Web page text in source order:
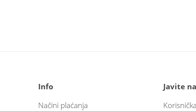
Info
Načini plaćanja
Javite